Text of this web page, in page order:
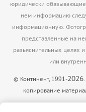
юридически
нем информацию
информационную.
представленные на
разьяснительных целях
или
© Континент, 1991-2026.
копирование